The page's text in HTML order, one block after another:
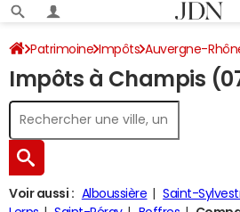
Patrimoine Impôts Auvergne-
Champis Impôt sur le revenu
Impôts à Champis
Voir aussi : Alboussière Saint-